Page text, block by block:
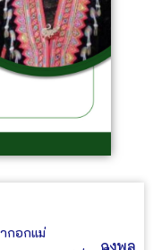
กอกแม่
กงพล